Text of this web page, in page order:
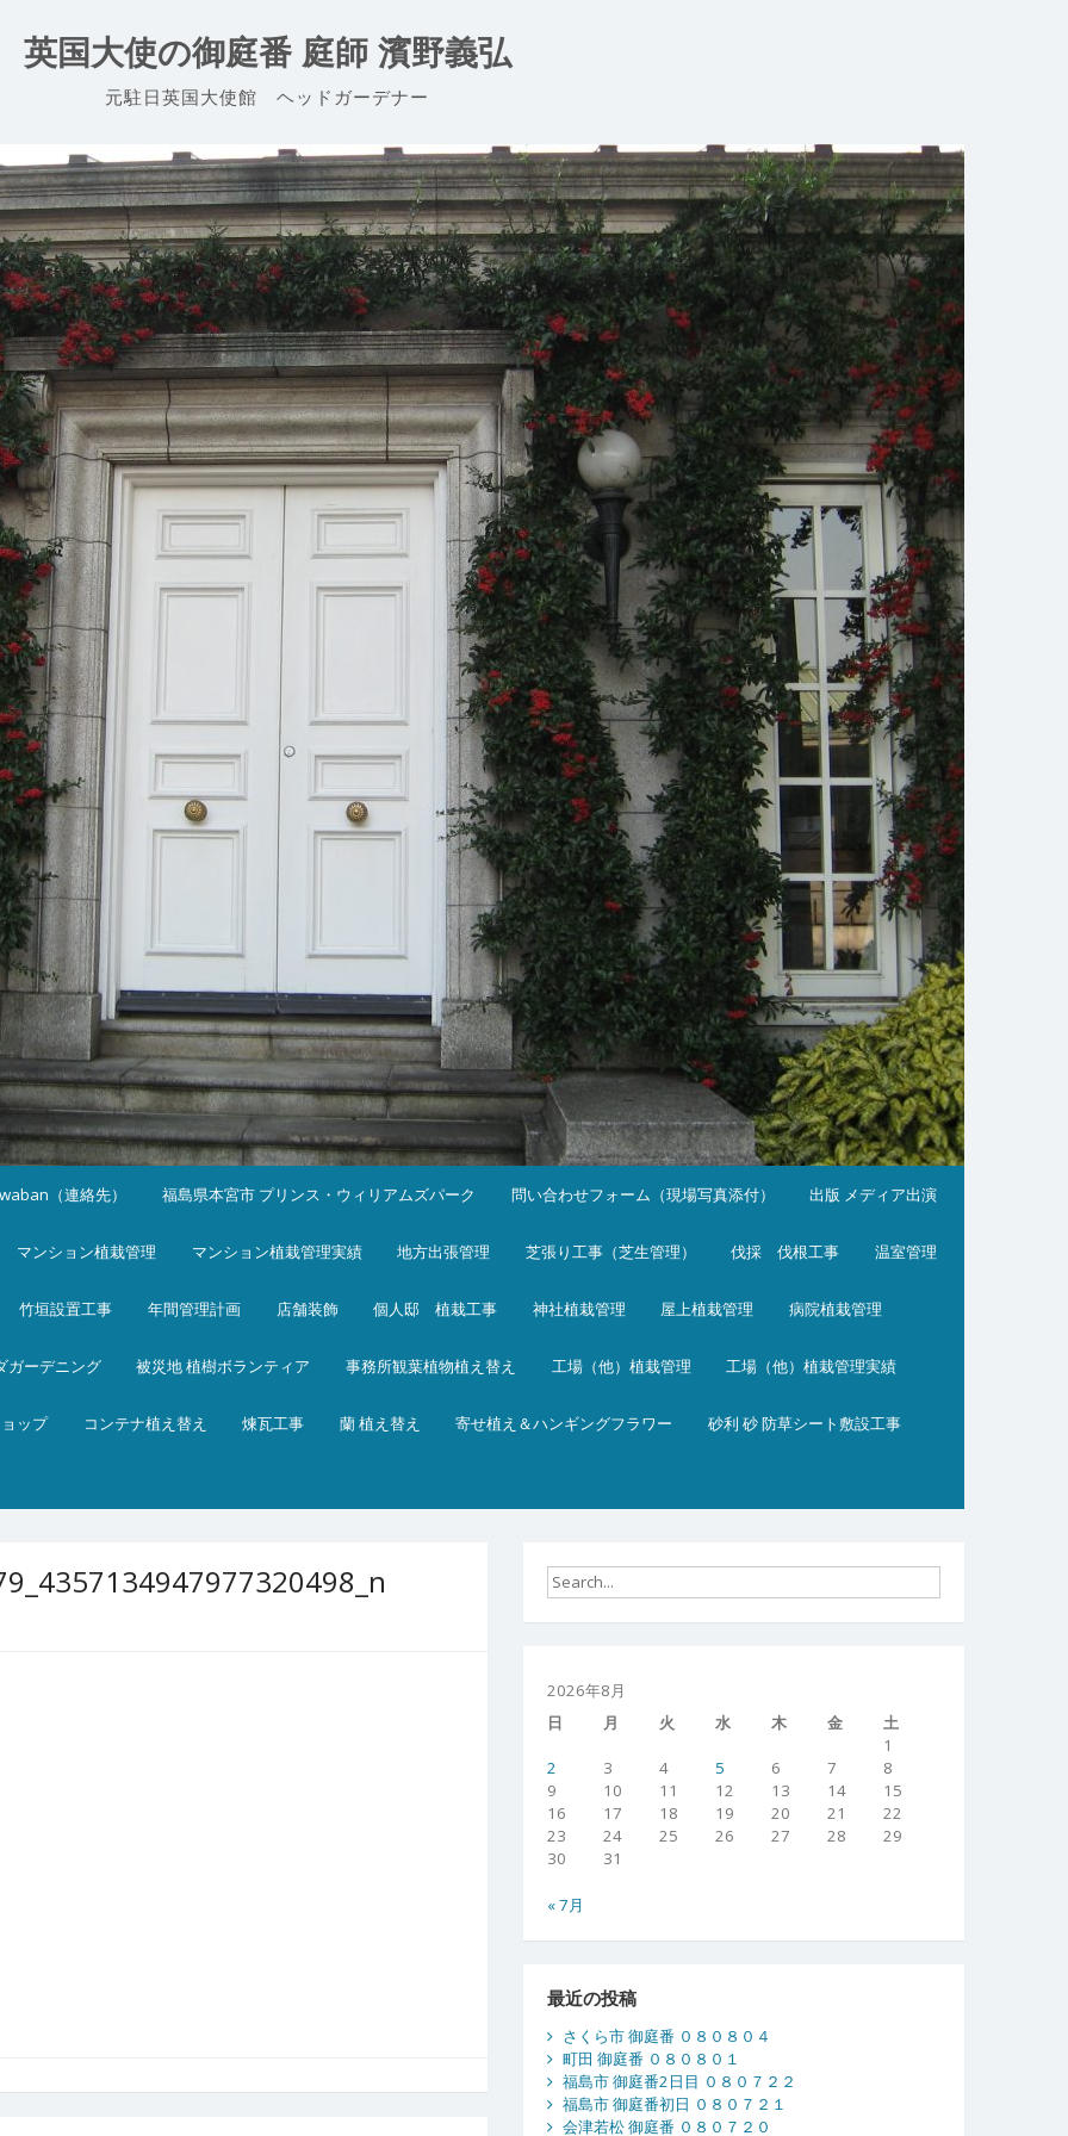
英国大使の御庭番 庭師 濱野義弘
元駐日英国大使館 ヘッドガーデナー
（連絡先） 福島県本宮市 プリンス・ウィリアムズパーク 問い合わせフォーム（現場写真添付） 出版 メディア出演
マンション植栽管理 マンション植栽管理実績 地方出張管理 芝張り工事（芝生管理） 伐採 伐根工事 温室管理
竹垣設置工事 年間管理計画 店舗装飾 個人邸 植栽工事 神社植栽管理 屋上植栽管理 病院植栽管理
ガーデニング 被災地 植樹ボランティア 事務所観葉植物植え替え 工場（他）植栽管理 工場（他）植栽管理実績
ップ コンテナ植え替え 煉瓦工事 蘭 植え替え 寄せ植え＆ハンギングフラワー 砂利 砂 防草シート敷設工事
2026年8月
日
月 火 水 木 金
土
1
2
3 4 5 6 7
8
9
10 11 12 13 14
15
16
17 18 19 20 21
22
23
24 25 26 27 28
29
30
31
« 7月
最近の投稿
さくら市 御庭番 ０８０８０４
町田 御庭番 ０８０８０１
福島市 御庭番2日目 ０８０７２２
福島市 御庭番初日 ０８０７２１
会津若松 御庭番 ０８０７２０